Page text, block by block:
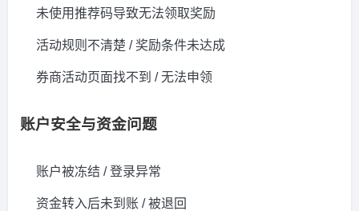
未使用推荐码导致无法领取奖励
活动规则不清楚 / 奖励条件未达成
券商活动页面找不到 / 无法申领
账户安全与资金问题
账户被冻结 / 登录异常
资金转入后未到账 / 被退回